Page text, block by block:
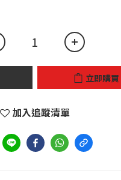
立即購買
加入追蹤清單